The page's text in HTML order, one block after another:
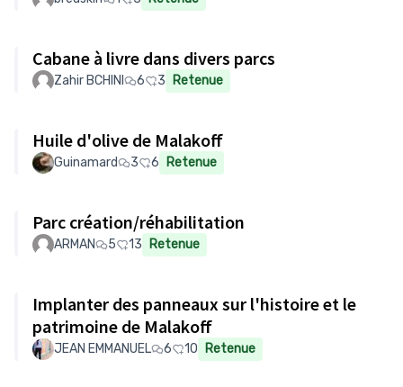
Cabane à livre dans divers parcs
Zahir BCHINI 6 3 Retenue
Huile d'olive de Malakoff
Guinamard 3 6 Retenue
Parc création/réhabilitation
ARMAN 5 13 Retenue
Implanter des panneaux sur l'histoire et le
patrimoine de Malakoff
JEAN EMMANUEL 6 10 Retenue